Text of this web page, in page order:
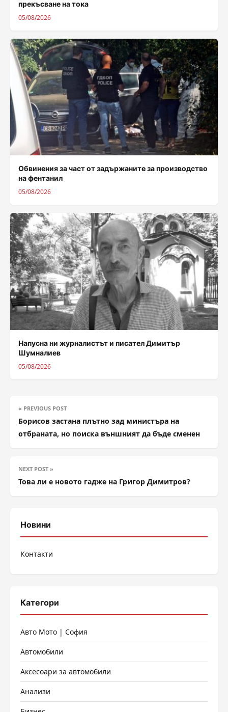
прекъсване на тока
05/08/2026
Обвинения за част от задържаните за производство
на фентанил
05/08/2026
Напусна ни журналистът и писател Димитър
Шумналиев
05/08/2026
« PREVIOUS POST
Борисов застана плътно зад министъра на
отбраната, но поиска външният да бъде сменен
NEXT POST »
Това ли е новото гадже на Григор Димитров?
Новини
Контакти
Категори
Авто Мото | София
Автомобили
Аксесоари за автомобили
Анализи